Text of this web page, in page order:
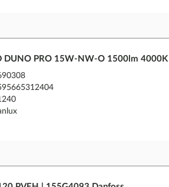
DUNO PRO 15W-NW-O 1500lm